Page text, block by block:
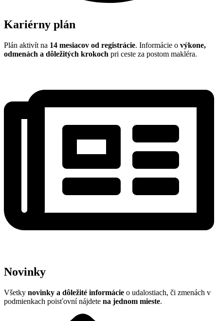
Kariérny plán
Plán aktivít na 14 mesiacov od registrácie. Informácie o výkone,
odmenách a dôležitých krokoch pri ceste za postom makléra.
Novinky
Všetky novinky a dôležité informácie o udalostiach, či zmenách v
podmienkach poisťovní nájdete na jednom mieste.